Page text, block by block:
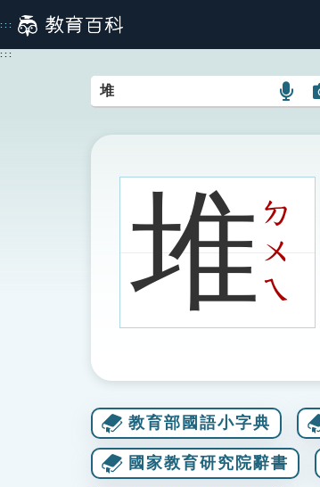
到
主
:::
:::
語
搜
圖
堆ㄉ
ㄨ
ㄟ
教育部國語小字典
國家教育研究院辭書